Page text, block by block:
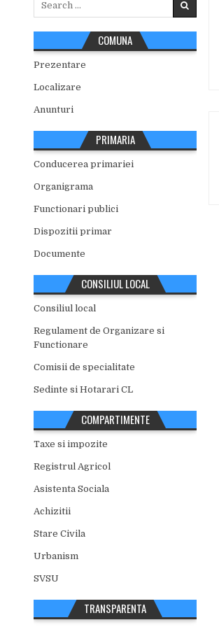
COMUNA
Prezentare
Localizare
Anunturi
PRIMARIA
Conducerea primariei
Organigrama
Functionari publici
Dispozitii primar
Documente
CONSILIUL LOCAL
Consiliul local
Regulament de Organizare si
Functionare
Comisii de specialitate
Sedinte si Hotarari CL
COMPARTIMENTE
Taxe si impozite
Registrul Agricol
Asistenta Sociala
Achizitii
Stare Civila
Urbanism
SVSU
TRANSPARENTA